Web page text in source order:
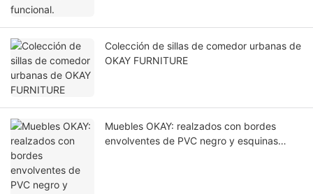
Colección de sillas de comedor urbanas de
OKAY FURNITURE
Muebles OKAY: realzados con bordes
envolventes de PVC negro y esquinas